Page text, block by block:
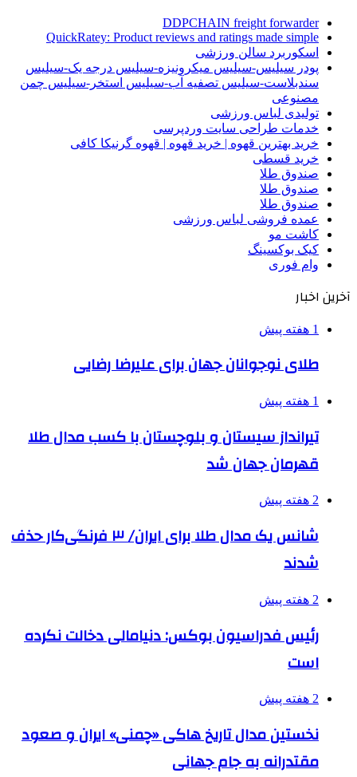
DDPCHAIN freight forwarder
QuickRatey: Product reviews and ratings made simple
اسکوربرد سالن ورزشی
پودر سیلیس-سیلیس میکرونیزه-سیلیس درجه یک-سیلیس
سندبلاست-سیلیس تصفیه آب-سیلیس استخر-سیلیس چمن
مصنوعی
تولیدی لباس ورزشی
خدمات طراحی سایت وردپرسی
خرید بهترین قهوه | خرید قهوه | قهوه گرنیکا کافی
خرید قسطی
صندوق طلا
صندوق طلا
صندوق طلا
عمده فروشی لباس ورزشی
کاشت مو
کیک بوکسینگ
وام فوری
آخرین اخبار
1 هفته پیش
طلای نوجوانان جهان برای علیرضا رضایی
1 هفته پیش
تیرانداز سیستان و بلوچستان با کسب مدال طلا
قهرمان جهان شد
2 هفته پیش
شانس یک مدال طلا برای ایران/ ۳ فرنگی‌کار حذف
شدند
2 هفته پیش
رئیس فدراسیون بوکس: دنیامالی دخالت نکرده
است
2 هفته پیش
نخستین مدال تاریخ هاکی «چمنی» ایران و صعود
مقتدرانه به جام جهانی